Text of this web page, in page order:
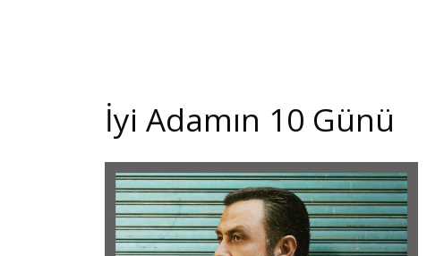
İyi Adamın 10 Günü